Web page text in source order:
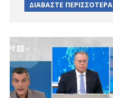
ΔΙΑΒΑΣΤΕ ΠΕΡΙΣΣΟΤΕΡΑ